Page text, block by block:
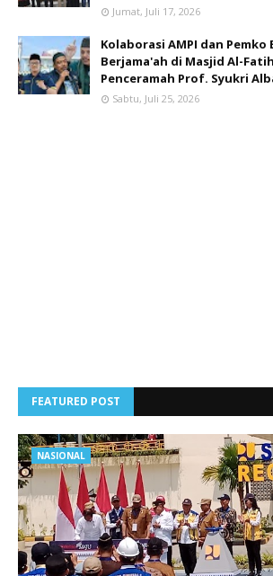
Jumat, Juli 17, 2026
Kolaborasi AMPI dan Pemko
Berjama'ah di Masjid Al-
Penceramah Prof. Syukri
Sabtu, Juli 25, 2026
FEATURED POST
NASIONAL